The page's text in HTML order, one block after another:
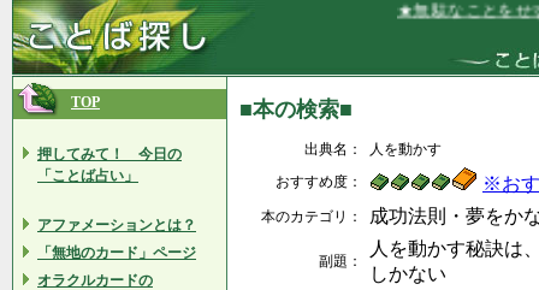
★無駄なことをせ
TOP
押してみて！ 今日の
「ことば占い」
アファメーションとは？
「無地のカード」ページ
オラクルカードの
■本の検索■
出典名：
人を動かす
おすすめ度：
※お
本のカテゴリ： 成功法則・夢をか
副題：
人を動かす秘訣は
しかない